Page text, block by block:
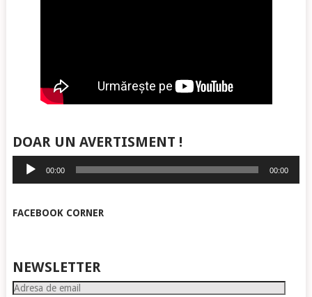
DOAR UN AVERTISMENT !
Player
audio
00:00 00:00
FACEBOOK CORNER
NEWSLETTER
Adresa